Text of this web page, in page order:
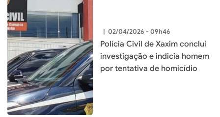
02/04/2026 - 09h46
Polícia Civil de Xaxim concluí
investigação e indicia homem
por tentativa de homicídio